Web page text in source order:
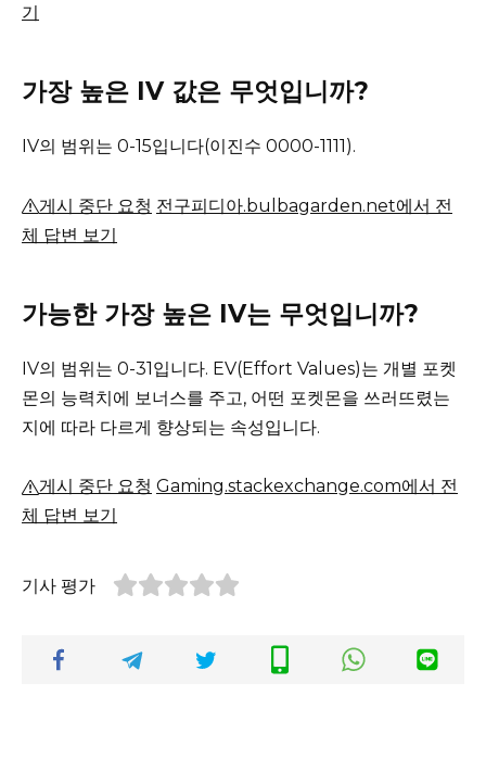
기
가장 높은 IV 값은 무엇입니까?
IV의 범위는 0-15입니다(이진수 0000-1111).
게시 중단 요청 전구피디아.bulbagarden.net에서 전
체 답변 보기
가능한 가장 높은 IV는 무엇입니까?
IV의 범위는 0-31입니다. EV(Effort Values)는 개별 포켓
몬의 능력치에 보너스를 주고, 어떤 포켓몬을 쓰러뜨렸는
지에 따라 다르게 향상되는 속성입니다.
게시 중단 요청 Gaming.stackexchange.com에서 전
체 답변 보기
기사 평가